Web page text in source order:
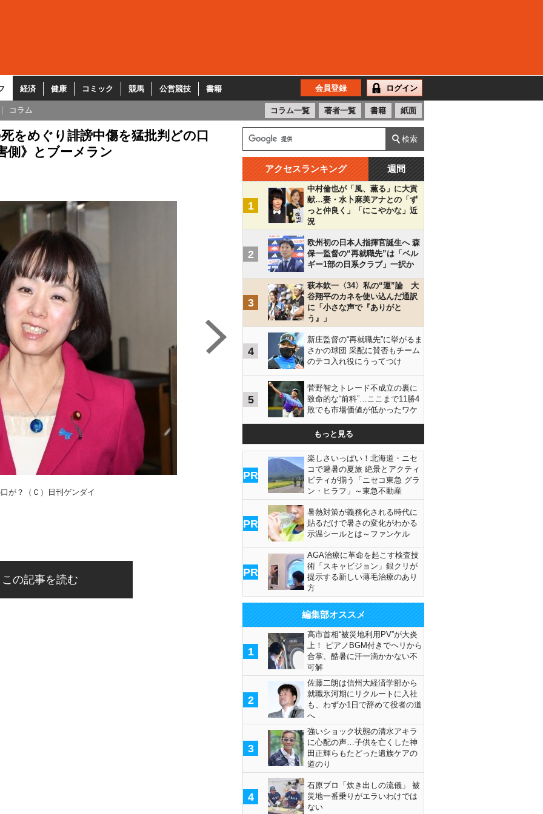
経済 健康 コミック 競馬 公営競技 書籍 会員登録 ログイン
コラム コラム一覧 著者一覧 書籍 紙面
をめぐり誹謗中傷を猛批判どの口
側》とブーメラン
が？（Ｃ）日刊ゲンダイ
この記事を読む
アクセスランキング 週間
1
中村倫也が「風、薫る」に大貢
献…妻・水卜麻美アナとの「ず
っと仲良く」「にこやかな」近
況
2
欧州初の日本人指揮官誕生へ 森
保一監督の“再就職先”は「ベル
ギー1部の日系クラブ」一択か
3
萩本欽一〈34〉私の“運”論 大
谷翔平のカネを使い込んだ通訳
に「小さな声で『ありがと
う』」
4
新庄監督の“再就職先”に挙がるま
さかの球団 采配に賛否もチーム
のテコ入れ役にうってつけ
5
菅野智之トレード不成立の裏に
致命的な“前科”…ここまで11勝4
敗でも市場価値が低かったワケ
もっと見る
PR
楽しさいっぱい！北海道・ニセ
コで避暑の夏旅 絶景とアクティ
ビティが揃う「ニセコ東急 グラ
ン・ヒラフ」～東急不動産
PR
暑熱対策が義務化される時代に
貼るだけで暑さの変化がわかる
示温シールとは～ファンケル
PR
AGA治療に革命を起こす検査技
術「スキャビジョン」銀クリが
提示する新しい薄毛治療のあり
方
編集部オススメ
1
高市首相“被災地利用PV”が大炎
上！ ピアノBGM付きでヘリから
合掌、酷暑に汗一滴かかない不
可解
2
佐藤二朗は信州大経済学部から
就職氷河期にリクルートに入社
も、わずか1日で辞めて役者の道
へ
3
強いショック状態の清水アキラ
に心配の声…子供を亡くした神
田正輝らもたどった遺族ケアの
道のり
4
石原プロ「炊き出しの流儀」 被
災地一番乗りがエラいわけでは
ない